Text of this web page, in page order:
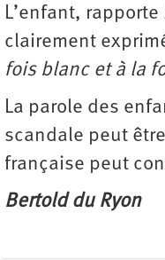
L’enfant, rapporte
clairement
fois blanc et à la
La parole des
scandale peut
française peut
Bertold du Ryon